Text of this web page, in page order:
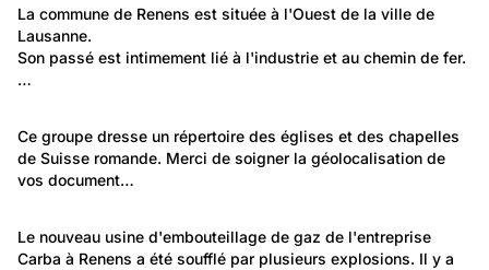
Lieux: Vaud
Renens
La commune de Renens est située à l'Ouest de la ville de
Lausanne.
Son passé est intimement lié à l'industrie et au chemin de fer.
…
Temps libre et culture: Tradition et religion
Monuments religieux
Ce groupe dresse un répertoire des églises et des chapelles
de Suisse romande. Merci de soigner la géolocalisation de
vos document…
Politique et Société: Evénements
Explosion de la Carba à Renens en 1969
Le nouveau usine d'embouteillage de gaz de l'entreprise
Carba à Renens a été soufflé par plusieurs explosions. Il y a